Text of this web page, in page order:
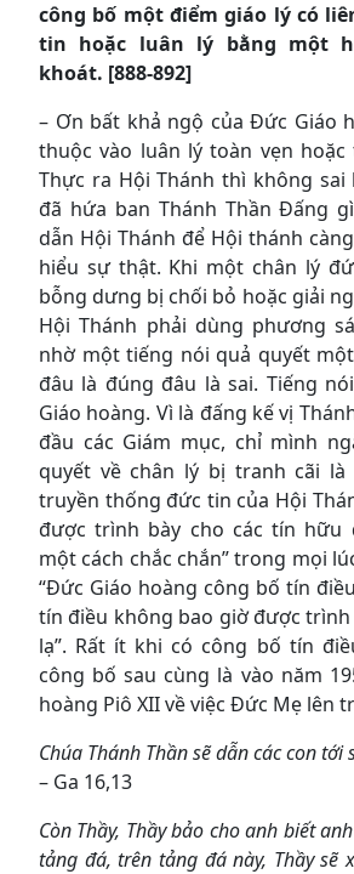
công bố một điểm giáo lý có
tin hoặc luân lý bằng một
khoát. [888-892]
– Ơn bất khả ngộ của Đức Giáo
thuộc vào luân lý toàn vẹn
Thực ra Hội Thánh thì không sai
đã hứa ban Thánh Thần Đấng
dẫn Hội Thánh để Hội thánh
hiểu sự thật. Khi một chân lý
bỗng dưng bị chối bỏ hoặc giải
Hội Thánh phải dùng phương
nhờ một tiếng nói quả quyết
đâu là đúng đâu là sai. Tiếng
Giáo hoàng. Vì là đấng kế vị
đầu các Giám mục, chỉ mình
quyết về chân lý bị tranh cãi
truyền thống đức tin của Hội
được trình bày cho các tín hữu
một cách chắc chắn” trong mọi
“Đức Giáo hoàng công bố tín
tín điều không bao giờ được trình
lạ”. Rất ít khi có công bố tín
công bố sau cùng là vào năm
hoàng Piô XII về việc Đức Mẹ lên
Chúa Thánh Thần sẽ dẫn các con
– Ga 16,13
Còn Thầy, Thầy bảo cho anh biết
tảng đá, trên tảng đá này, Thầy sẽ